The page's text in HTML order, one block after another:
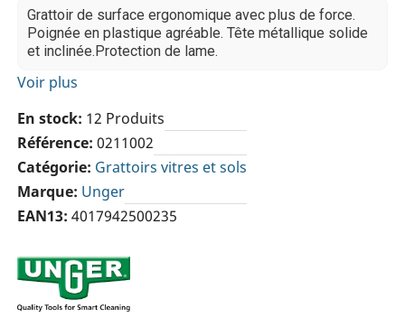
Grattoir de surface ergonomique avec plus de force.
Poignée en plastique agréable. Tête métallique solide
et inclinée.Protection de lame.
Voir plus
En stock 12 Produits
Référence 0211002
Catégorie Grattoirs vitres et sols
Marque Unger
EAN13 4017942500235